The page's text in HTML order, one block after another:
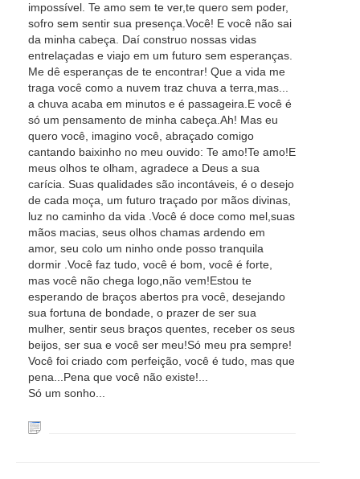
impossível. Te amo sem te ver,te quero sem poder,
sofro sem sentir sua presença.Você! E você não sai
da minha cabeça. Daí construo nossas vidas
entrelaçadas e viajo em um futuro sem esperanças.
Me dê esperanças de te encontrar! Que a vida me
traga você como a nuvem traz chuva a terra,mas...
a chuva acaba em minutos e é passageira.E você é
só um pensamento de minha cabeça.Ah! Mas eu
quero você, imagino você, abraçado comigo
cantando baixinho no meu ouvido: Te amo!Te amo!E
meus olhos te olham, agradece a Deus a sua
carícia. Suas qualidades são incontáveis, é o desejo
de cada moça, um futuro traçado por mãos divinas,
luz no caminho da vida .Você é doce como mel,suas
mãos macias, seus olhos chamas ardendo em
amor, seu colo um ninho onde posso tranquila
dormir .Você faz tudo, você é bom, você é forte,
mas você não chega logo,não vem!Estou te
esperando de braços abertos pra você, desejando
sua fortuna de bondade, o prazer de ser sua
mulher, sentir seus braços quentes, receber os seus
beijos, ser sua e você ser meu!Só meu pra sempre!
Você foi criado com perfeição, você é tudo, mas que
pena...Pena que você não existe!...
Só um sonho...